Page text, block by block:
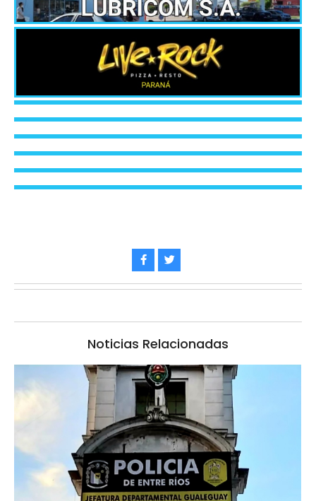
Noticias Relacionadas